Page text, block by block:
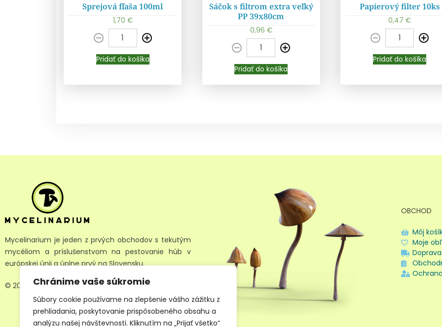
Chránime vaše súkromie
Súbory cookie používame na zlepšenie vášho zážitku z
prehliadania, poskytovanie prispôsobeného obsahu a
analýzu našej návštevnosti. Kliknutím na „Prijať všetko“
Pridať do košíka
Sprejová fľaša 100ml
1,70 €
Pridať do košíka
Pridať do košíka
Sáčok s filtrom extra veľký
PP 39x80cm
0,96 €
Pridať do košíka
Pridať do košíka
Papierový filter 10ks
0,47€
Pridať do košíka
Mycelinarium je jeden z prvých obchodov s tekutým
mycéliom a príslušenstvom na pestovanie húb v
európskej únii a úplne prvý na Slovensku.
© 2025 Mycelinarium All Rights Reserved.
OBCHOD
Môj
Moje